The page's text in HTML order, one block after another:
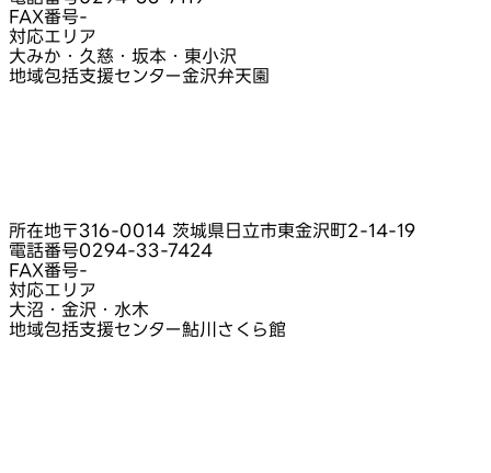
FAX番号-
対応エリア
大みか・久慈・坂本・東小沢
地域包括支援センター金沢弁天園
所在地〒316-0014 茨城県日立市東金沢町2-14-19
電話番号0294-33-7424
FAX番号-
対応エリア
大沼・金沢・水木
地域包括支援センター鮎川さくら館